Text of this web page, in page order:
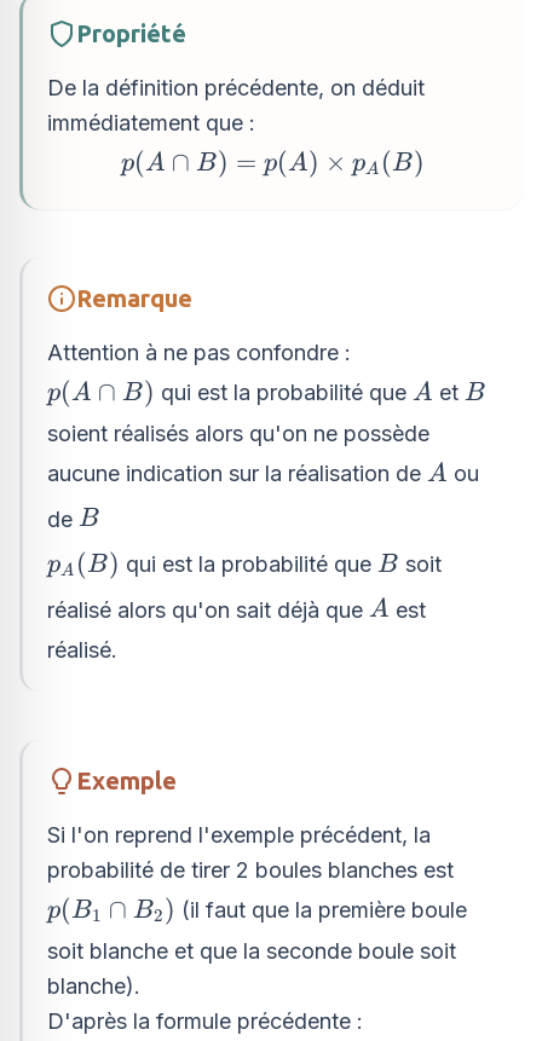
Propriété
De la définition précédente, on déduit
immédiatement que :
p(A \cap
p(A ∩ B) = p(A) × pA (B)
Remarque
Attention à ne pas confondre :
p(A
\cap
p(A ∩ B) qui est la probabilité que A
A et B
B
soient réalisés alors qu'on ne possède
aucune indication sur la réalisation de A
A ou
de B
B
p_{A}
(B)
pA (B) qui est la probabilité que B
B soit
réalisé alors qu'on sait déjà que A
A est
réalisé.
Exemple
Si l'on reprend l'exemple précédent, la
probabilité de tirer 2 boules blanches est
p(B_{1}
\cap
B_{2})
p(B1 ∩ B2) (il faut que la première boule
soit blanche et que la seconde boule soit
blanche).
D'après la formule précédente :